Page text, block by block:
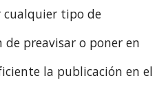
cualquier tipo de
preavisar o poner en
la publicación en el